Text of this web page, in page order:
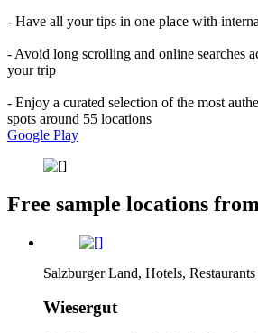
- Have all your tips in one place with
- Avoid long scrolling and online searches
your trip
- Enjoy a curated selection of the most
spots around 55 locations
Google Play
Free sample locations
Salzburger Land, Hotels, Restaurants
Wiesergut